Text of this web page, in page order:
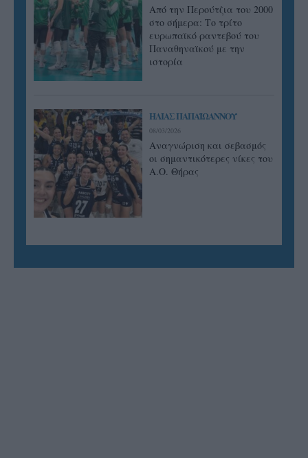
Από την Περούτζια του 2000
στο σήμερα: Tο τρίτο
ευρωπαϊκό ραντεβού του
Παναθηναϊκού με την
ιστορία
ΗΛΙΑΣ ΠΑΠΑΪΩΑΝΝΟΥ
08/03/2026
Αναγνώριση και σεβασμός
οι σημαντικότερες νίκες του
Α.Ο. Θήρας